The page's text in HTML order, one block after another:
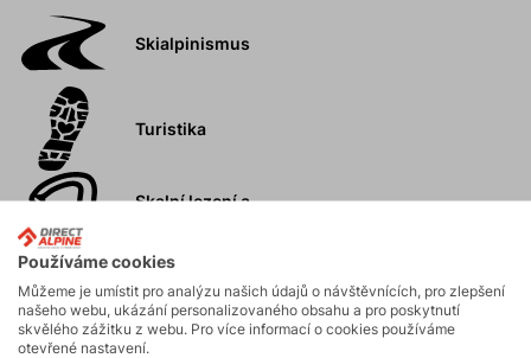
Skialpinismus
Turistika
Skalní lezení a
Vysokohorská
turistika
Používáme cookies
Můžeme je umístit pro analýzu našich údajů o návštěvnících, pro zlepšení
našeho webu, ukázání personalizovaného obsahu a pro poskytnutí
skvělého zážitku z webu. Pro více informací o cookies používáme
otevřené nastavení.